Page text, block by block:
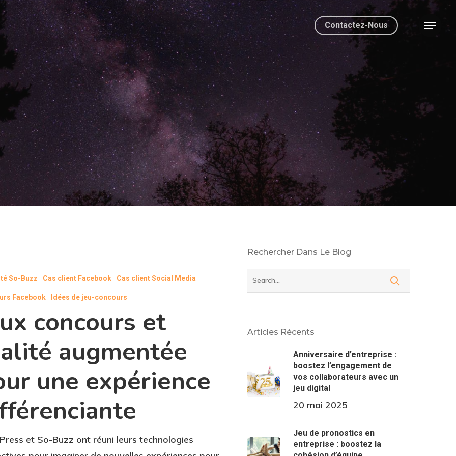
Contactez-Nous Menu
So-Buzz Cas client Facebook Cas client Social Media
Facebook Idées de jeu-concours
concours et
augmentée
une expérience
et So-Buzz ont réuni leurs technologies
Rechercher Dans Le Blog
Articles Récents
Anniversaire d’entreprise :
boostez l’engagement de
vos collaborateurs avec un
jeu digital
20 mai 2025
Jeu de pronostics en
entreprise : boostez la